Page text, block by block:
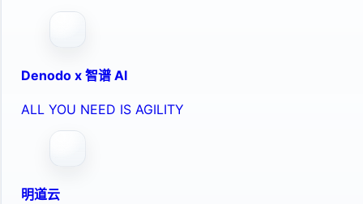
Denodo x 智谱 AI
ALL YOU NEED IS AGILITY
明道云